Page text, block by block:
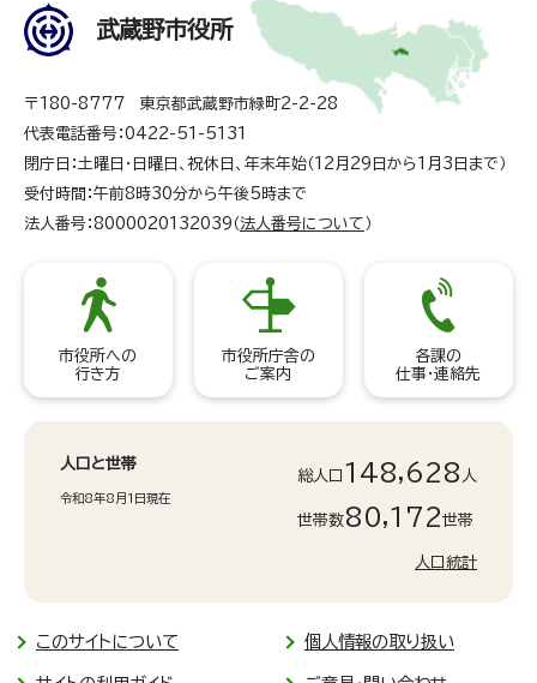
武蔵野市役所
〒180-8777 東京都武蔵野市緑町2-2-28
代表電話番号：0422-51-5131
閉庁日：土曜日・日曜日、祝休日、年末年始（12月29日から1月3日まで）
受付時間：午前8時30分から午後5時まで
法人番号：8000020132039（法人番号について ）
市役所への
行き方
市役所庁舎の
ご案内
各課の
仕事・連絡先
人口と世帯
令和8年8月1日現在
総人口 148,628 人
世帯数80,172世帯
人口統計
このサイトについて 個人情報の取り扱い